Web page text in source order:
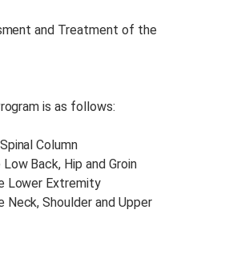
and Treatment of the
is as follows:
Column
Back, Hip and Groin
Lower Extremity
Neck, Shoulder and Upper